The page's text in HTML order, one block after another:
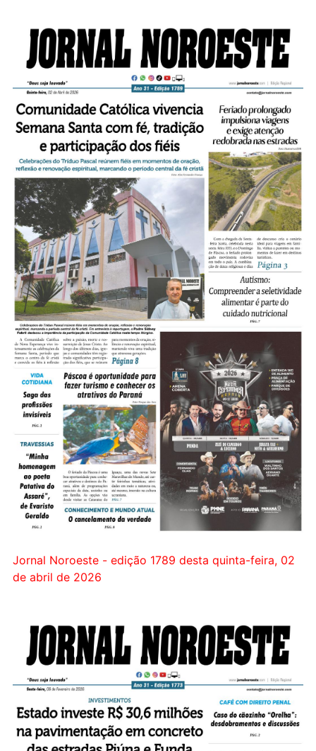
Jornal Noroeste - edição 1789 desta quinta-feira, 02
de abril de 2026